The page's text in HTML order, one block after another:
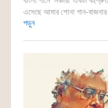
এসেছে আমার শোনা গান-বাজনার
পড়ুন